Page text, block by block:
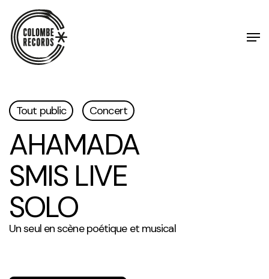
main
content
Tout public Concert
AHAMADA
SMIS LIVE
SOLO
Un seul en scène poétique et musical